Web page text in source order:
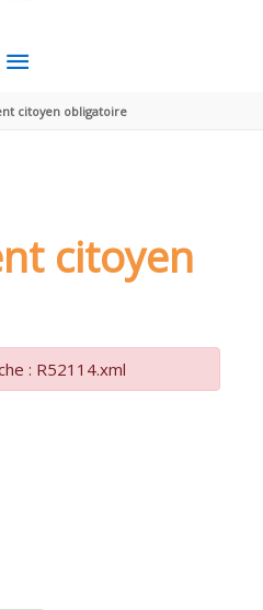
MENU
PRINCIPAL
citoyen obligatoire
citoyen
: R52114.xml